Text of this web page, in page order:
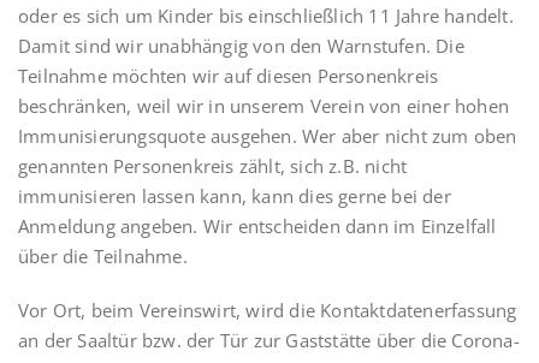
oder es sich um Kinder bis einschließlich 11 Jahre handelt.
Damit sind wir unabhängig von den Warnstufen. Die
Teilnahme möchten wir auf diesen Personenkreis
beschränken, weil wir in unserem Verein von einer hohen
Immunisierungsquote ausgehen. Wer aber nicht zum oben
genannten Personenkreis zählt, sich z.B. nicht
immunisieren lassen kann, kann dies gerne bei der
Anmeldung angeben. Wir entscheiden dann im Einzelfall
über die Teilnahme.
Vor Ort, beim Vereinswirt, wird die Kontaktdatenerfassung
an der Saaltür bzw. der Tür zur Gaststätte über die Corona-